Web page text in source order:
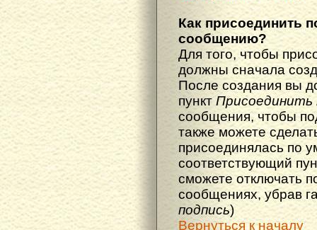
Как присоединить
сообщению?
Для того, чтобы
должны сначала
После создания вы
пункт Присоединить
сообщения, чтобы
также можете
присоединялась по
соответствующий
сможете отключать
сообщениях, убрав
подпись)
Вернуться к началу